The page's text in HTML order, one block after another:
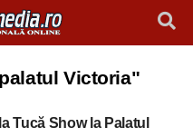
Victoria"
Tucă Show la Palatul